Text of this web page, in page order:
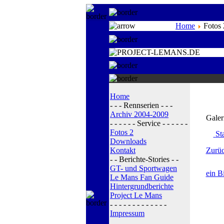
Home Fotos
Home
- - - Rennserien - - -
Archiv 2004-2009
- - - - - - Service - - - - - -
Fotos 2
Downloads
Kontakt
- - Berichte-Stories - -
GT- und Sportwagen
Le Mans Fan Guide
Hintergrundberichte
Project Le Mans
- - - - - - - - - - - - -
Impressum
ein